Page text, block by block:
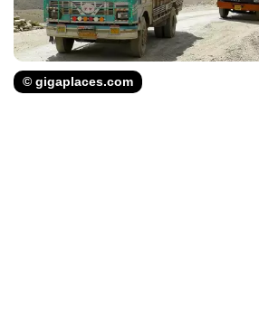
© gigaplaces.com